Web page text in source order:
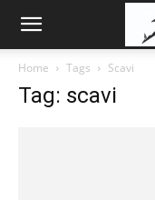
Home Tags Scavi
Tag: scavi